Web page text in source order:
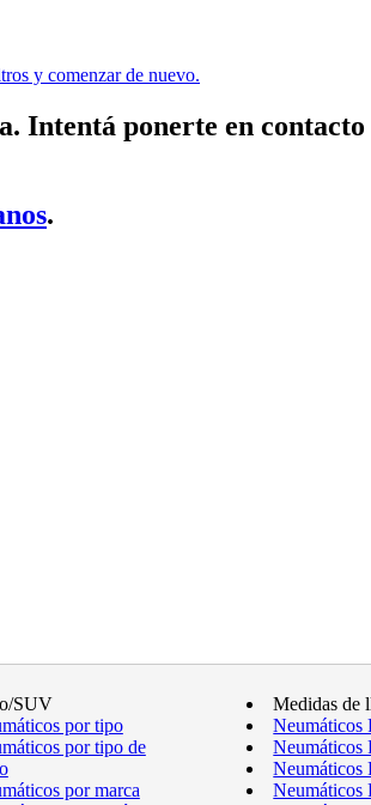
y comenzar de nuevo.
Intentá ponerte en
.
SUV
por tipo
por tipo de
por marca
Medidas de
Neumáticos
Neumáticos
Neumáticos
Neumáticos